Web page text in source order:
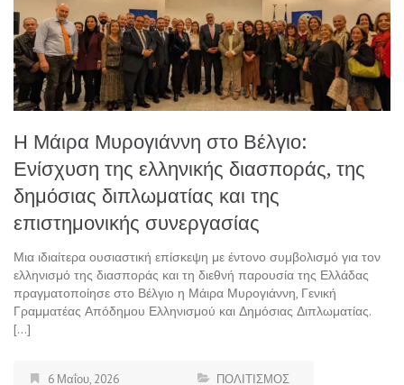
Η Μάιρα Μυρογιάννη στο Βέλγιο:
Ενίσχυση της ελληνικής διασποράς, της
δημόσιας διπλωματίας και της
επιστημονικής συνεργασίας
Μια ιδιαίτερα ουσιαστική επίσκεψη με έντονο συμβολισμό για τον
ελληνισμό της διασποράς και τη διεθνή παρουσία της Ελλάδας
πραγματοποίησε στο Βέλγιο η Μάιρα Μυρογιάννη, Γενική
Γραμματέας Απόδημου Ελληνισμού και Δημόσιας Διπλωματίας.
[…]
6 Μαΐου, 2026 ΠΟΛΙΤΙΣΜΟΣ